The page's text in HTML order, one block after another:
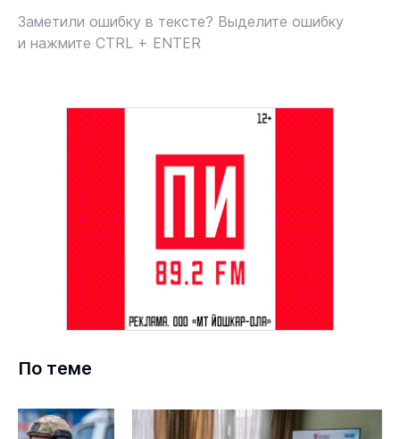
Заметили ошибку в тексте? Выделите ошибку
и нажмите CTRL + ENTER
По теме